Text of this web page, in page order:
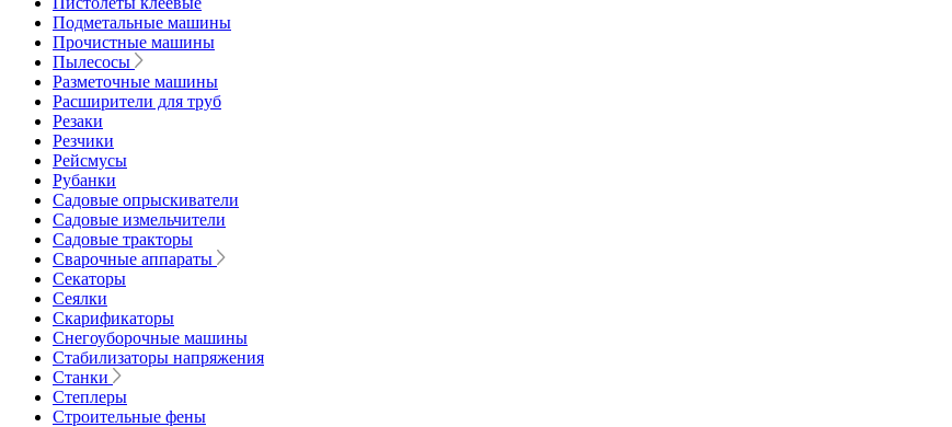
Подметальные машины
Прочистные машины
Пылесосы
Разметочные машины
Расширители для труб
Резаки
Резчики
Рейсмусы
Рубанки
Садовые опрыскиватели
Садовые измельчители
Садовые тракторы
Сварочные аппараты
Секаторы
Сеялки
Скарификаторы
Снегоуборочные машины
Стабилизаторы напряжения
Станки
Степлеры
Строительные фены